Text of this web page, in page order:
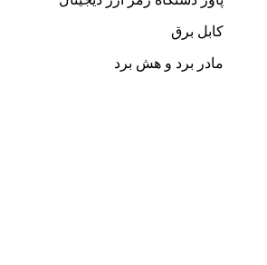
کابل برق
مادر برد و هش برد